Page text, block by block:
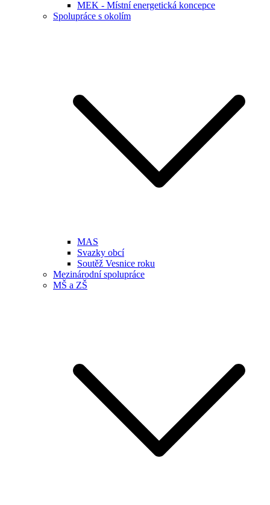
MEK - Místní energetická koncepce
Spolupráce s okolím
MAS
Svazky obcí
Soutěž Vesnice roku
Mezinárodní spolupráce
MŠ a ZŠ